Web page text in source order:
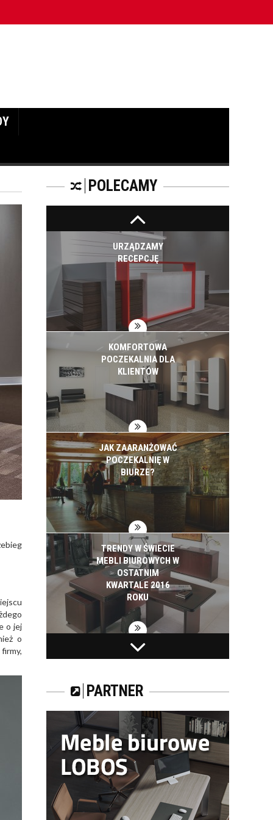
o jej
o
POLECAMY
URZĄDZAMY
RECEPCJĘ
KOMFORTOWA
POCZEKALNIA DLA
KLIENTÓW
JAK ZAARANŻOWAĆ
POCZEKALNIĘ W
BIURZE?
TRENDY W ŚWIECIE
MEBLI BIUROWYCH W
OSTATNIM
KWARTALE 2016
ROKU
TRENDY NA RYNKU
MEBLI BIUROWYCH.
URZĄDZAMY
RECEPCJĘ
PARTNER